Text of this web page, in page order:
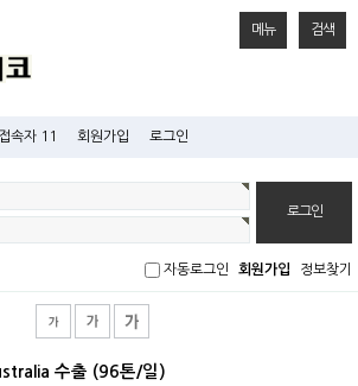
메뉴 검색
접속자 11 회원가입 로그인
자동로그인
회원가입 정보찾기
수출 (96톤/일)